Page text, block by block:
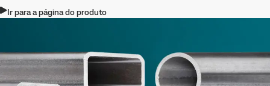
Ir para a página do produto